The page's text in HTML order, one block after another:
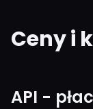
Ceny i
API -